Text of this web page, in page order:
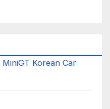
MiniGT Korean Car